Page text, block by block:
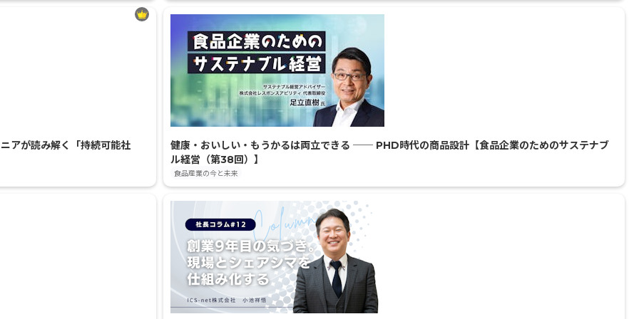
アが読み解く「持続可能社
健康・おいしい・もうかるは両立できる ── PHD時代の商品設計【食品企業のためのサステナブ
ル経営（第38回）】
食品産業の今と未来